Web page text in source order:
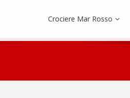
Crociere Mar Rosso